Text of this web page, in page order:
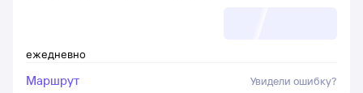
ежедневно
Маршрут Увидели ошибку?